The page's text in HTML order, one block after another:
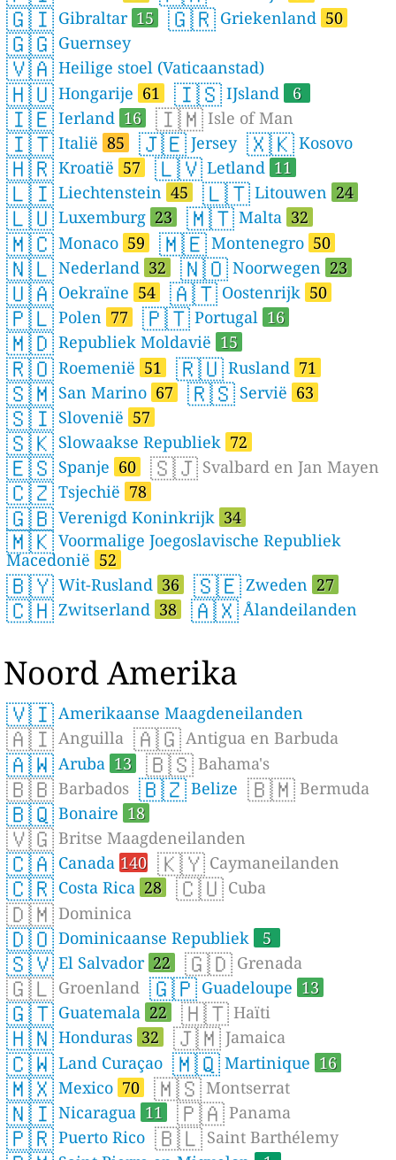
🇬🇮 Gibraltar 15 🇬🇷 Griekenland 50
🇬🇬 Guernsey
🇻🇦 Heilige stoel (Vaticaanstad)
🇭🇺 Hongarije 61 🇮🇸 IJsland 6
🇮🇪 Ierland 16 🇮🇲 Isle of Man
🇮🇹 Italië 85 🇯🇪 Jersey 🇽🇰 Kosovo
🇭🇷 Kroatië 57 🇱🇻 Letland 11
🇱🇮 Liechtenstein 45 🇱🇹 Litouwen 24
🇱🇺 Luxemburg 23 🇲🇹 Malta 32
🇲🇨 Monaco 59 🇲🇪 Montenegro 50
🇳🇱 Nederland 32 🇳🇴 Noorwegen 23
🇺🇦 Oekraïne 54 🇦🇹 Oostenrijk 50
🇵🇱 Polen 77 🇵🇹 Portugal 16
🇲🇩 Republiek Moldavië 15
🇷🇴 Roemenië 51 🇷🇺 Rusland 71
🇸🇲 San Marino 67 🇷🇸 Servië 63
🇸🇮 Slovenië 57
🇸🇰 Slowaakse Republiek 72
🇪🇸 Spanje 60 🇸🇯 Svalbard en Jan Mayen
🇨🇿 Tsjechië 78
🇬🇧 Verenigd Koninkrijk 34
🇲🇰 Voormalige Joegoslavische Republiek
Macedonië 52
🇧🇾 Wit-Rusland 36 🇸🇪 Zweden 27
🇨🇭 Zwitserland 38 🇦🇽 Ålandeilanden
Noord Amerika
🇻🇮 Amerikaanse Maagdeneilanden
🇦🇮 Anguilla 🇦🇬 Antigua en Barbuda
🇦🇼 Aruba 13 🇧🇸 Bahama's
🇧🇧 Barbados 🇧🇿 Belize 🇧🇲 Bermuda
🇧🇶 Bonaire 18
🇻🇬 Britse Maagdeneilanden
🇨🇦 Canada 140 🇰🇾 Caymaneilanden
🇨🇷 Costa Rica 28 🇨🇺 Cuba
🇩🇲 Dominica
🇩🇴 Dominicaanse Republiek 5
🇸🇻 El Salvador 22 🇬🇩 Grenada
🇬🇱 Groenland 🇬🇵 Guadeloupe 13
🇬🇹 Guatemala 22 🇭🇹 Haïti
🇭🇳 Honduras 32 🇯🇲 Jamaica
🇨🇼 Land Curaçao 🇲🇶 Martinique 16
🇲🇽 Mexico 70 🇲🇸 Montserrat
🇳🇮 Nicaragua 11 🇵🇦 Panama
🇵🇷 Puerto Rico 🇧🇱 Saint Barthélemy